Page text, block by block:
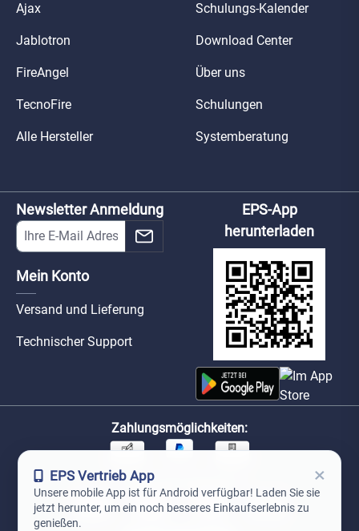
Ajax
Jablotron
FireAngel
TecnoFire
Alle Hersteller
Schulungs-Kalender
Download Center
Über uns
Schulungen
Systemberatung
Newsletter Anmeldung
Mein Konto
Versand und Lieferung
Technischer Support
EPS-App
herunterladen
Zahlungsmöglichkeiten:
Unsere Versandpartner:
EPS Vertrieb App ×
Unsere mobile App ist für Android verfügbar! Laden Sie sie
jetzt herunter, um ein noch besseres Einkaufserlebnis zu
genießen.